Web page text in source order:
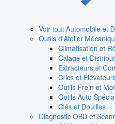
Voir tout Automobile et
Outils d'Atelier
Climatisation et
Calage et
Extracteurs et
Crics et
Outils Frein et
Outils Auto
Clés et Douilles
Diagnostic OBD et